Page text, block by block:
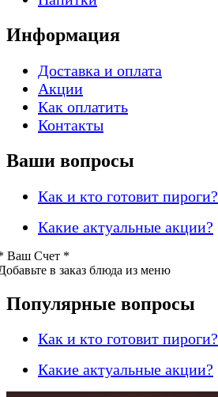
Информация
Доставка и оплата
Акции
Как оплатить
Контакты
Ваши вопросы
Как и кто готовит пироги?
Какие актуальные акции?
Ваш Счет *
в заказ блюда из меню
Популярные вопросы
Как и кто готовит пироги?
Какие актуальные акции?